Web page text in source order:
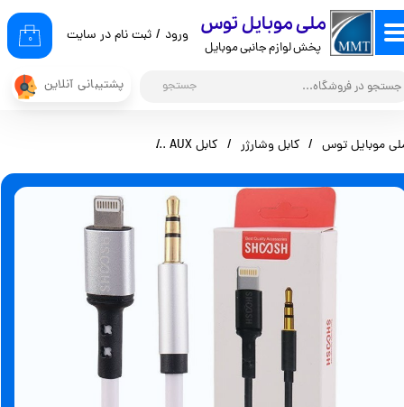
​ملی موبایل توس
پخش لوازم جانبی موبایل
پشتیبانی آنلاین
جستجو
۰ ورود / ثبت نام در سایت
حساب کاربری من
تغییر گذر واژه
موبایل توس کابل وشارژر کابل AUX